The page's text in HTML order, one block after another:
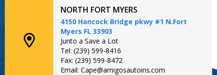
NORTH FORT MYERS
4150 Hancock Bridge pkwy #1 N.Fort
Myers FL 33903
Junto a Save a Lot
Tel: (239) 599-8416
Fax: (239) 599-8472
Email: Cape@amigosautoins.com